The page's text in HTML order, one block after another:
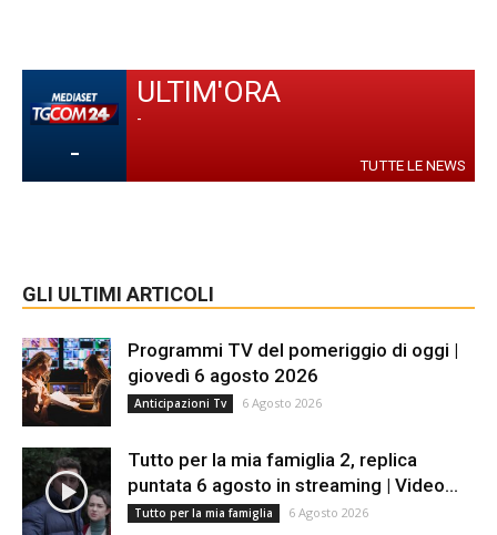
-
ULTIM'ORA
-
TUTTE LE NEWS
GLI ULTIMI ARTICOLI
Programmi TV del pomeriggio di oggi |
giovedì 6 agosto 2026
Anticipazioni Tv 6 Agosto 2026
Tutto per la mia famiglia 2, replica
puntata 6 agosto in streaming | Video...
Tutto per la mia famiglia 6 Agosto 2026